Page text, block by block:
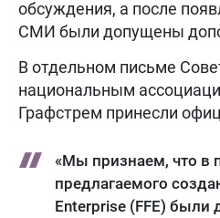
обсуждения, а после
СМИ были допущены
В отдельном письме
национальным
Графстрем принесли
«Мы признаем, что в
предлагаемого
Enterprise (FFE)